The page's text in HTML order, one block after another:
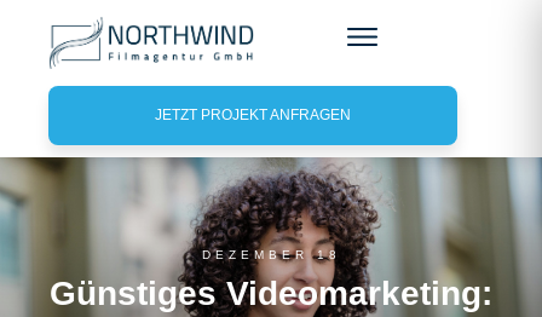
JETZT PROJEKT ANFRAGEN
DEZEMBER 18
Günstiges Videomarketing: